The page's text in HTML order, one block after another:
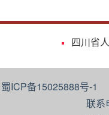
四川省
蜀ICP备15025888号-
联系